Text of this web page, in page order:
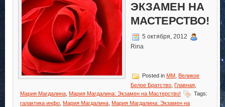
ЭКЗАМЕН НА
МАСТЕРСТВО!
5 октября, 2012
Rina
Posted in MM Великое
Белое Братство Главная
Мария Магдалина Мария Магдалина: Экзамен на Мастерство!
Tags:
галактика инфо Мария Магдалина Мария Магдалина: Экзамен на